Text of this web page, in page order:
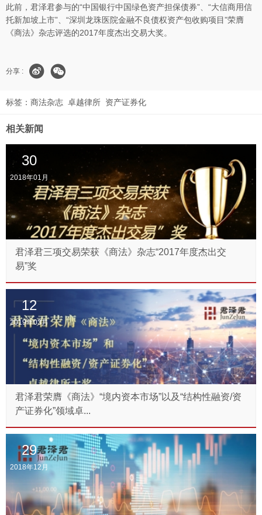
此前，君泽君参与的“中国银行中国绿色资产担保债券”、“大信商用信
托新加坡上市”、“深圳龙珠医院金融不良债权资产包收购项目”荣膺
《商法》杂志评选的2017年度杰出交易大奖。
分享 :
标签： 商法杂志 卓越律所 资产证券化
相关新闻
30
2018年01月
君泽君三项交易荣获《商法》杂志“2017年度杰出交
易”奖
12
2019年03月
君泽君荣膺《商法》“境内资本市场”以及“结构性融资/资
产证券化”领域卓...
29
2018年12月